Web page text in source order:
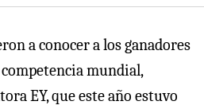
a conocer a los ganadores
mundial,
EY, que este año estuvo